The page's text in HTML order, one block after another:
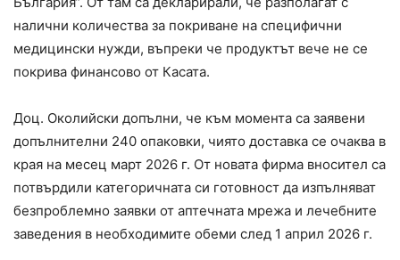
налични количества за покриване на специфични
медицински нужди, въпреки че продуктът вече не се
покрива финансово от Касата.
Доц. Околийски допълни, че към момента са заявени
допълнителни 240 опаковки, чиято доставка се очаква в
края на месец март 2026 г. От новата фирма вносител са
потвърдили категоричната си готовност да изпълняват
безпроблемно заявки от аптечната мрежа и лечебните
заведения в необходимите обеми след 1 април 2026 г.